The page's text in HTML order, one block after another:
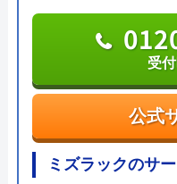
公式
受
ミズラックのサ